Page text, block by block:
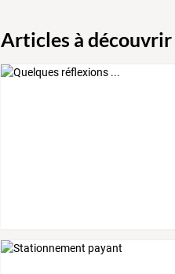
Articles à découvrir